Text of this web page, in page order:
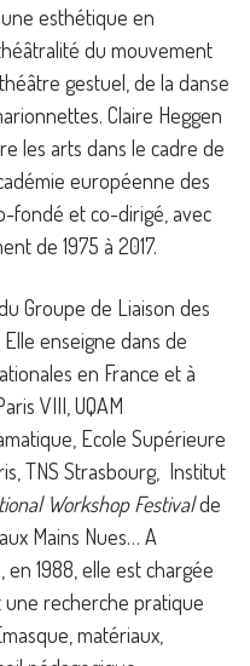
esthétique en
du mouvement
gestuel, de la danse
Claire Heggen
les arts dans le cadre de
européenne des
fondé et co-dirigé, avec
de 1975 à 2017.
Groupe de Liaison des
enseigne dans de
en France et à
VIII, UQAM
Ecole Supérieure
TNS Strasbourg, Institut
Workshop Festivalde
Mains Nues… A
en 1988, elle est chargée
une recherche pratique
matériaux,